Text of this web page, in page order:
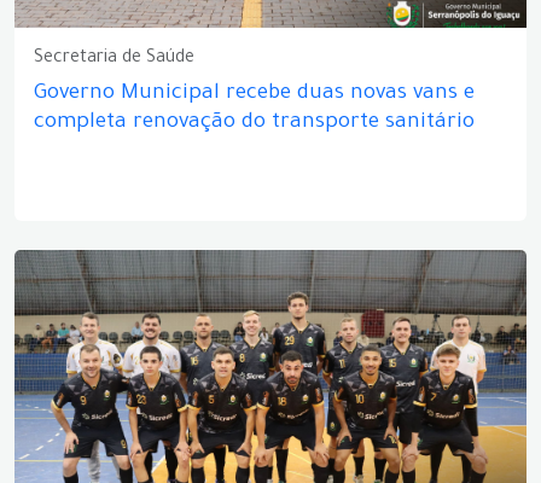
Secretaria de Saúde
Governo Municipal recebe duas novas vans e
completa renovação do transporte sanitário